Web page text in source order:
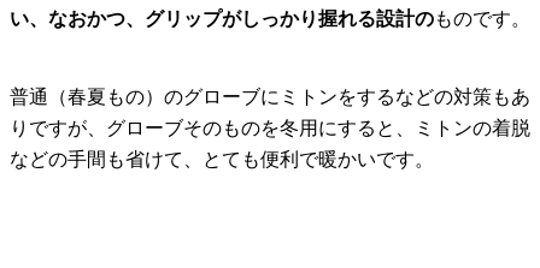
い、なおかつ、グリップがしっかり握れる設計のものです。
普通（春夏もの）のグローブにミトンをするなどの対策もあ
りですが、グローブそのものを冬用にすると、ミトンの着脱
などの手間も省けて、とても便利で暖かいです。